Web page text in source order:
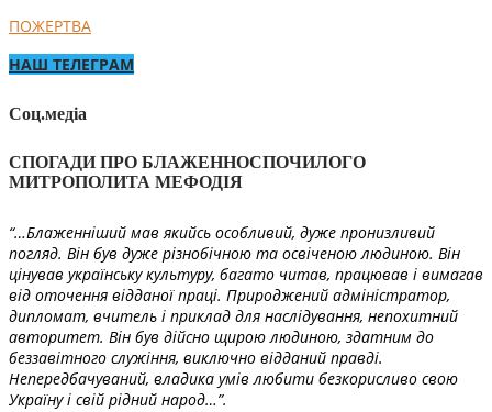
ПОЖЕРТВА
НАШ ТЕЛЕГРАМ
Соц.медіа
СПОГАДИ ПРО БЛАЖЕННОСПОЧИЛОГО
МИТРОПОЛИТА МЕФОДІЯ
“…Блаженніший мав якийсь особливий, дуже пронизливий
погляд. Він був дуже різнобічною та освіченою людиною. Він
цінував українську культуру, багато читав, працював і вимагав
від оточення відданої праці. Природжений адміністратор,
дипломат, вчитель і приклад для наслідування, непохитний
авторитет. Він був дійсно щирою людиною, здатним до
беззавітного служіння, виключно відданий правді.
Непередбачуваний, владика умів любити безкорисливо свою
Україну і свій рідний народ…”.